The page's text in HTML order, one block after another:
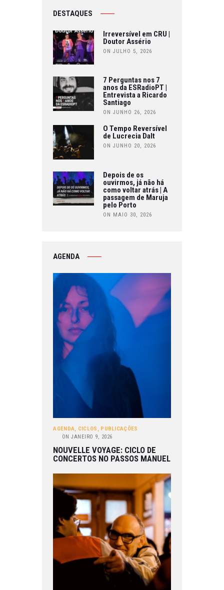
DESTAQUES
Irreversível em CRU |
Doutor Assério
ON JULHO 5, 2026
7 Perguntas nos 7
anos da ESRadioPT |
Entrevista a Ricardo
Santiago
ON JUNHO 26, 2026
O Tempo Reversível
de Lucrecia Dalt
ON JUNHO 20, 2026
Depois de os
ouvirmos, já não há
como voltar atrás | A
passagem de Maruja
pelo Porto
ON MAIO 30, 2026
AGENDA
AGENDA, CICLOS , PUBLICAÇÕES
ON JANEIRO 9, 2026
NOUVELLE VOYAGE: CICLO DE
CONCERTOS NO PASSOS MANUEL